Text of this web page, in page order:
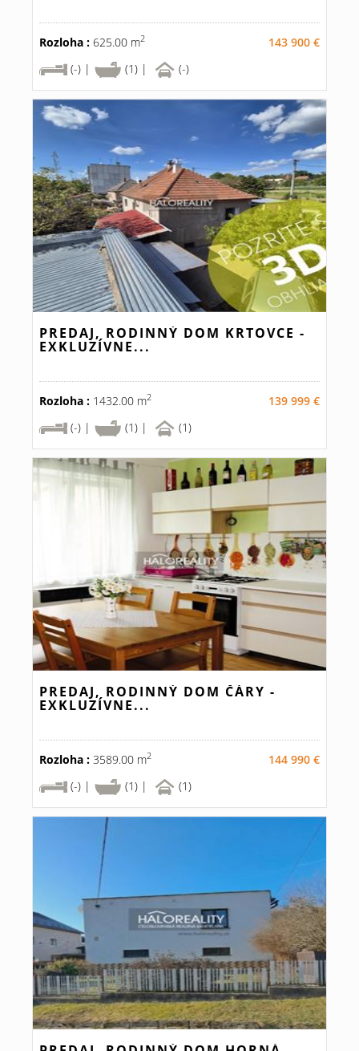
Rozloha : 625.00 m2
143 900 €
(-) |
(1) | (-)
PREDAJ, RODINNÝ DOM KRTOVCE -
EXKLUZÍVNE...
Rozloha : 1432.00 m2
139 999 €
(-) |
(1) | (1)
PREDAJ, RODINNÝ DOM ČÁRY -
EXKLUZÍVNE...
Rozloha : 3589.00 m2
144 990 €
(-) |
(1) | (1)